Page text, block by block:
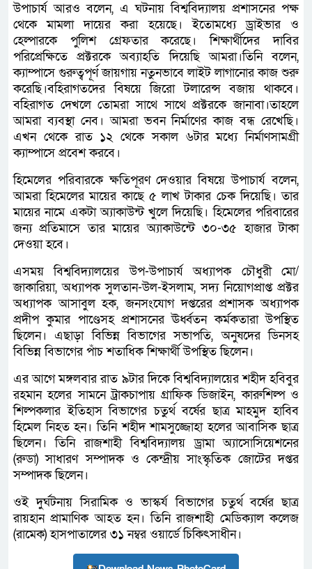
উপাচার্য আরও বলেন, এ ঘটনায় বিশ্ববিদ্যালয় প্রশাসনের পক্ষ
থেকে মামলা দায়ের করা হয়েছে। ইতোমধ্যে ড্রাইভার ও
হেল্পারকে পুলিশ গ্রেফতার করেছে। শিক্ষার্থীদের দাবির
পরিপ্রেক্ষিতে প্রক্টরকে অব্যাহতি দিয়েছি আমরা।তিনি বলেন,
ক্যাম্পাসে গুরুত্বপূর্ণ জায়গায় নতুনভাবে লাইট লাগানোর কাজ শুরু
করেছি।বহিরাগতদের বিষয়ে জিরো টলারেন্স বজায় থাকবে।
বহিরাগত দেখলে তোমরা সাথে সাথে প্রক্টরকে জানাবা।তাহলে
আমরা ব্যবস্থা নেব। আমরা ভবন নির্মাণের কাজ বন্ধ রেখেছি।
এখন থেকে রাত ১২ থেকে সকাল ৬টার মধ্যে নির্মাণসামগ্রী
ক্যাম্পাসে প্রবেশ করবে।
হিমেলের পরিবারকে ক্ষতিপূরণ দেওয়ার বিষয়ে উপাচার্য বলেন,
আমরা হিমেলের মায়ের কাছে ৫ লাখ টাকার চেক দিয়েছি। তার
মায়ের নামে একটা অ্যাকাউন্ট খুলে দিয়েছি। হিমেলের পরিবারের
জন্য প্রতিমাসে তার মায়ের অ্যাকাউন্টে ৩০-৩৫ হাজার টাকা
দেওয়া হবে।
এসময় বিশ্ববিদ্যালয়ের উপ-উপাচার্য অধ্যাপক চৌধুরী মো/
জাকারিয়া, অধ্যাপক সুলতান-উল-ইসলাম, সদ্য নিয়োগপ্রাপ্ত প্রক্টর
অধ্যাপক আসাবুল হক, জনসংযোগ দপ্তরের প্রশাসক অধ্যাপক
প্রদীপ কুমার পাণ্ডেসহ প্রশাসনের ঊর্ধ্বতন কর্মকতারা উপস্থিত
ছিলেন। এছাড়া বিভিন্ন বিভাগের সভাপতি, অনুষদের ডিনসহ
বিভিন্ন বিভাগের পাঁচ শতাধিক শিক্ষার্থী উপস্থিত ছিলেন।
এর আগে মঙ্গলবার রাত ৯টার দিকে বিশ্ববিদ্যালয়ের শহীদ হবিবুর
রহমান হলের সামনে ট্রাকচাপায় গ্রাফিক ডিজাইন, কারুশিল্প ও
শিল্পকলার ইতিহাস বিভাগের চতুর্থ বর্ষের ছাত্র মাহমুদ হাবিব
হিমেল নিহত হন। তিনি শহীদ শামসুজ্জোহা হলের আবাসিক ছাত্র
ছিলেন। তিনি রাজশাহী বিশ্ববিদ্যালয় ড্রামা অ্যাসোসিয়েশনের
(রুডা) সাধারণ সম্পাদক ও কেন্দ্রীয় সাংস্কৃতিক জোটের দপ্তর
সম্পাদক ছিলেন।
ওই দুর্ঘটনায় সিরামিক ও ভাস্কর্য বিভাগের চতুর্থ বর্ষের ছাত্র
রায়হান প্রামাণিক আহত হন। তিনি রাজশাহী মেডিক্যাল কলেজ
(রামেক) হাসপাতালের ৩১ নম্বর ওয়ার্ডে চিকিৎসাধীন।